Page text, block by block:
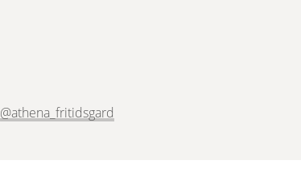
@athena_fritidsgard